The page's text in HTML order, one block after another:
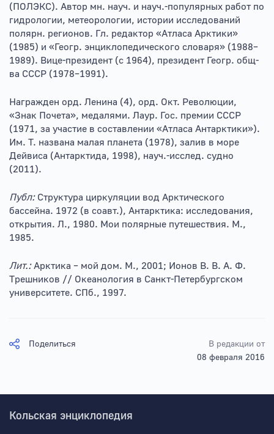
(ПОЛЭКС). Автор мн. науч. и науч.-популярных работ по
гидрологии, метеорологии, истории исследований
полярн. регионов. Гл. редактор «Атласа Арктики»
(1985) и «Геогр. энциклопедического словаря» (1988–
1989). Вице-президент (с 1964), президент Геогр. общ-
ва СССР (1978–1991).
Награжден орд. Ленина (4), орд. Окт. Революции,
«Знак Почета», медалями. Лаур. Гос. премии СССР
(1971, за участие в составлении «Атласа Антарктики»).
Им. Т. названа малая планета (1978), залив в море
Дейвиса (Антарктида, 1998), науч.-исслед. судно
(2011).
Публ: Структура циркуляции вод Арктического
бассейна. 1972 (в соавт.), Антарктика: исследования,
открытия. Л., 1980. Мои полярные путешествия. М.,
1985.
Лит.:Арктика – мой дом. М., 2001; Ионов В. В. А. Ф.
Трешников // Океанология в Санкт-Петербургском
университете. СПб., 1997.
Поделиться
В редакции от
08 февраля 2016
Кольская энциклопедия